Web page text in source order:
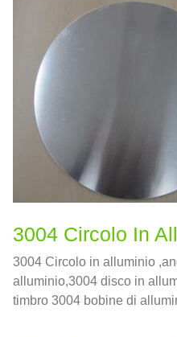
3004 Circolo In
3004 Circolo in alluminio
alluminio,3004 disco in
timbro 3004 bobine di